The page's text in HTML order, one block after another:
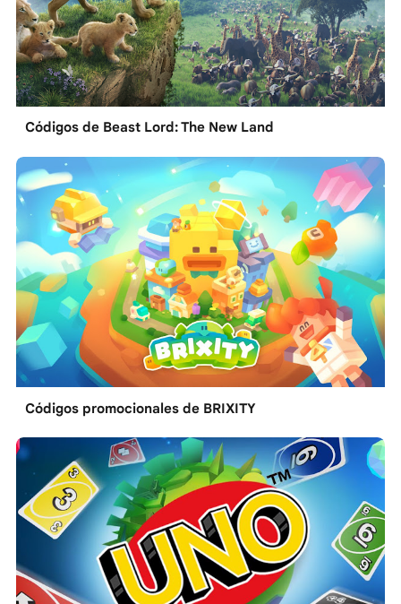
Códigos de Beast Lord: The New Land
Códigos promocionales de BRIXITY